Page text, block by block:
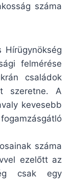
száma
Hírügynökség
felmérése
családok
szeretne. A
kevesebb
száma
ezelőtt az
csak egy